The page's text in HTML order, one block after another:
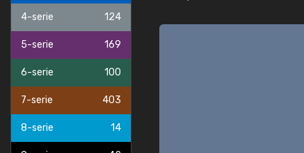
4-serie 124
5-serie 169
6-serie 100
7-serie 403
8-serie 14